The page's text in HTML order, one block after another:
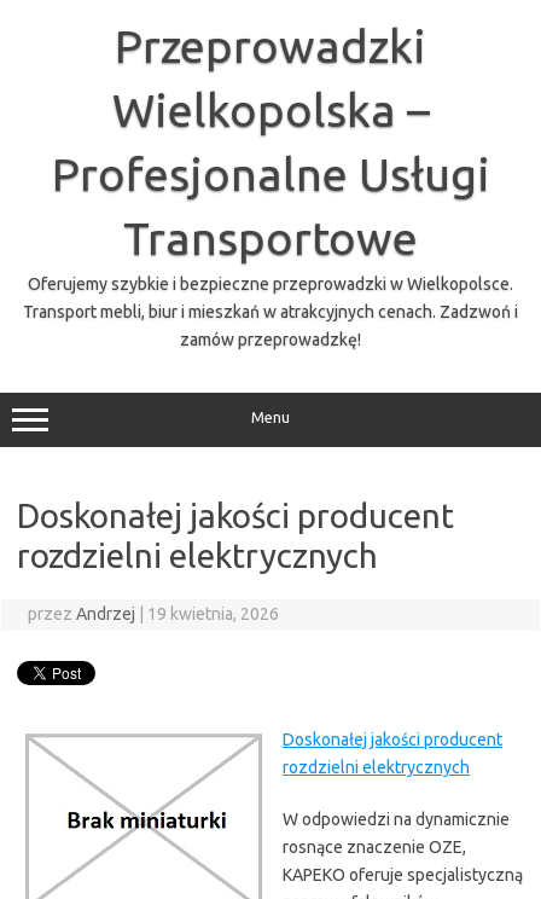
Przeprowadzki
Wielkopolska –
Profesjonalne Usługi
Transportowe
Oferujemy szybkie i bezpieczne przeprowadzki w Wielkopolsce.
Transport mebli, biur i mieszkań w atrakcyjnych cenach. Zadzwoń i
zamów przeprowadzkę!
Menu
Doskonałej jakości producent
rozdzielni elektrycznych
przez Andrzej 19 kwietnia, 2026
Doskonałej jakości producent
rozdzielni elektrycznych
W odpowiedzi na dynamicznie
rosnące znaczenie OZE,
KAPEKO oferuje specjalistyczną